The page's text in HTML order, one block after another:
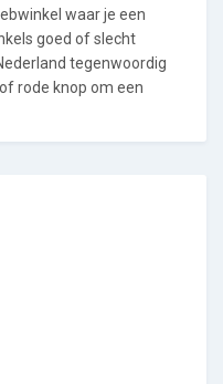
waar je een
goed of slecht
tegenwoordig
rode knop om een